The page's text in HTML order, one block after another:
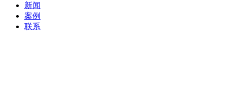
新闻
案例
联系